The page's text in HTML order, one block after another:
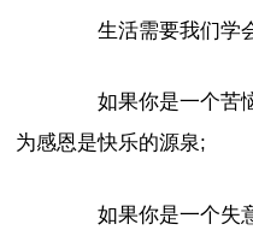
生活需要我们学会
如果你是一个苦恼
为感恩是快乐的源泉;
如果你是一个失意